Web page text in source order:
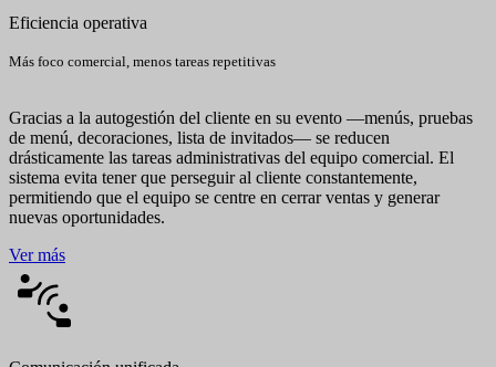
Eficiencia operativa
Más foco comercial, menos tareas repetitivas
Gracias a la autogestión del cliente en su evento —menús, pruebas
de menú, decoraciones, lista de invitados— se reducen
drásticamente las tareas administrativas del equipo comercial. El
sistema evita tener que perseguir al cliente constantemente,
permitiendo que el equipo se centre en cerrar ventas y generar
nuevas oportunidades.
Ver más